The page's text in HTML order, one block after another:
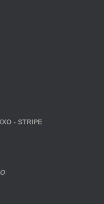
- STRIPE